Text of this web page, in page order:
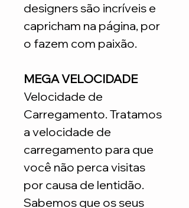
designers são incríveis e
capricham na página, por
o fazem com paixão.
MEGA VELOCIDADE
Velocidade de
Carregamento. Tratamos
a velocidade de
carregamento para que
você não perca visitas
por causa de lentidão.
Sabemos que os seus